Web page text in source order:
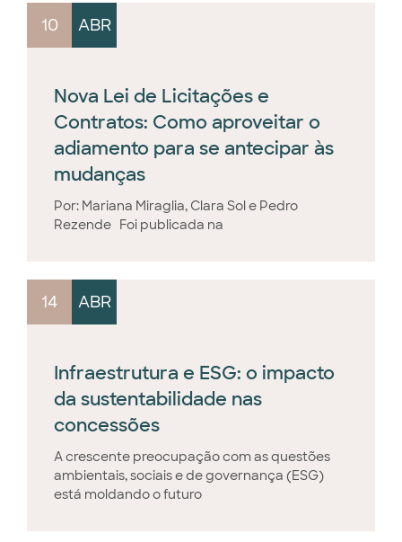
10 ABR
Nova Lei de Licitações e
Contratos: Como aproveitar o
adiamento para se antecipar às
mudanças
Por: Mariana Miraglia, Clara Sol e Pedro
Rezende Foi publicada na
14 ABR
Infraestrutura e ESG: o impacto
da sustentabilidade nas
concessões
A crescente preocupação com as questões
ambientais, sociais e de governança (ESG)
está moldando o futuro